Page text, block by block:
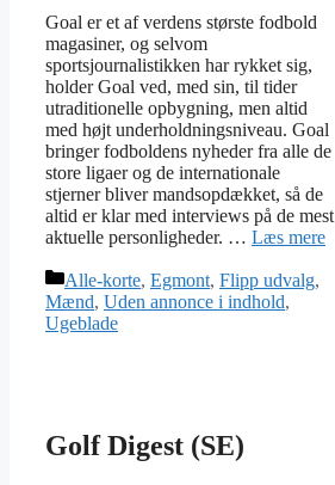
Goal er et af verdens største fodbold
magasiner, og selvom
sportsjournalistikken har rykket sig,
holder Goal ved, med sin, til tider
utraditionelle opbygning, men altid
med højt underholdningsniveau. Goal
bringer fodboldens nyheder fra alle de
store ligaer og de internationale
stjerner bliver mandsopdækket, så de
altid er klar med interviews på de mest
aktuelle personligheder. … Læs mere
Kategorier
Alle-korte, Egmont, Flipp udvalg,
Mænd, Uden annonce i indhold,
Ugeblade
Golf Digest (SE)